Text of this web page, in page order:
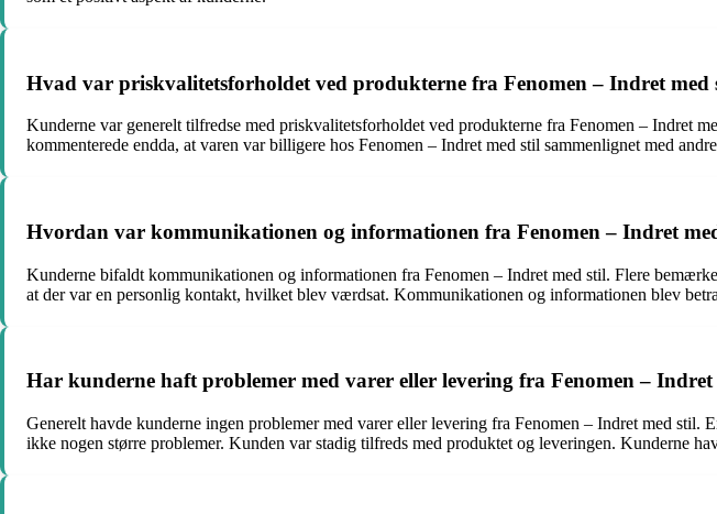
Hvad var priskvalitetsforholdet ved produkterne fra Fenomen – Indret med
Kunderne var generelt tilfredse med priskvalitetsforholdet ved produkterne fra Fenomen – Indret
kommenterede endda, at varen var billigere hos Fenomen – Indret med stil sammenlignet med
Hvordan var kommunikationen og informationen fra Fenomen – Indret
Kunderne bifaldt kommunikationen og informationen fra Fenomen – Indret med stil. Flere
at der var en personlig kontakt, hvilket blev værdsat. Kommunikationen og informationen blev
Har kunderne haft problemer med varer eller levering fra Fenomen – Indret
Generelt havde kunderne ingen problemer med varer eller levering fra Fenomen – Indret med stil.
ikke nogen større problemer. Kunden var stadig tilfreds med produktet og leveringen. Kunderne